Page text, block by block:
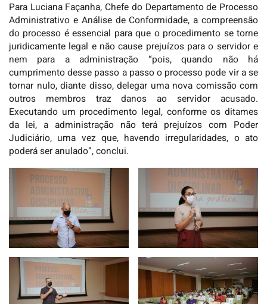
Para Luciana Façanha, Chefe do Departamento de Processo
Administrativo e Análise de Conformidade, a compreensão
do processo é essencial para que o procedimento se torne
juridicamente legal e não cause prejuízos para o servidor e
nem para a administração “pois, quando não há
cumprimento desse passo a passo o processo pode vir a se
tornar nulo, diante disso, delegar uma nova comissão com
outros membros traz danos ao servidor acusado.
Executando um procedimento legal, conforme os ditames
da lei, a administração não terá prejuízos com Poder
Judiciário, uma vez que, havendo irregularidades, o ato
poderá ser anulado”, conclui.